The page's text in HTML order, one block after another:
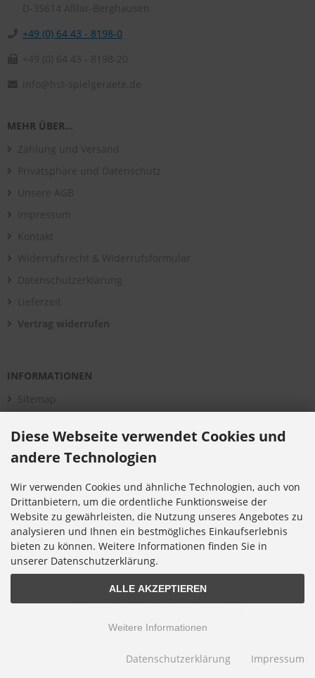
D-35614 Aßlar-Berghausen
+49 (0) 64 43 - 8198-0
+49 (0) 64 43 - 8198-20
info@hst-spielgeraete.de
MEHR ÜBER...
Zahlung und Versand
Privatsphäre und Datenschutz
Unsere AGB
Impressum
Kontakt
Widerrufsrecht & Widerrufsformular
Datenschutzerklärung
Lieferzeit
Vertrag widerrufen
INFORMATIONEN
Sitemap
Aktuelles
Über uns
Bildergalerie
Kataloge
Infomaterial
Cookie Einstellungen
Diese Webseite verwendet Cookies und
andere Technologien
Wir verwenden Cookies und ähnliche Technologien, auch von
Drittanbietern, um die ordentliche Funktionsweise der
Website zu gewährleisten, die Nutzung unseres Angebotes zu
analysieren und Ihnen ein bestmögliches Einkaufserlebnis
bieten zu können. Weitere Informationen finden Sie in
unserer Datenschutzerklärung.
ALLE AKZEPTIEREN
Weitere Informationen
Datenschutzerklärung Impressum